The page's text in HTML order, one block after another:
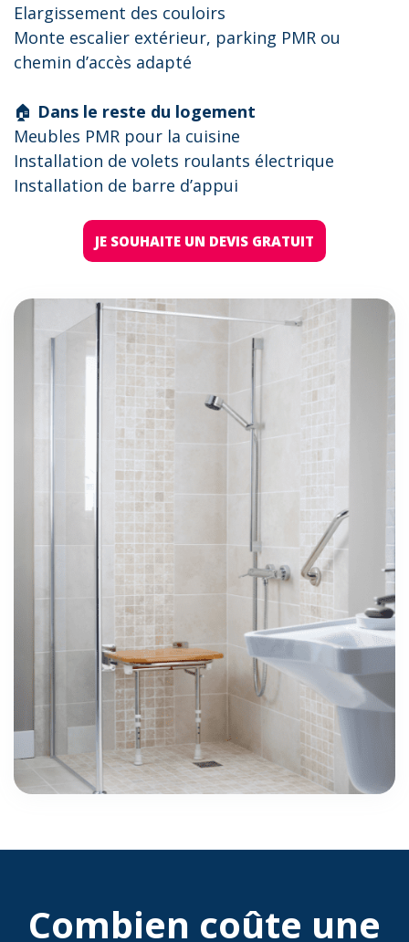
Elargissement des couloirs
Monte escalier extérieur, parking PMR ou
chemin d’accès adapté
🏠 Dans le reste du logement
Meubles PMR pour la cuisine
Installation de volets roulants électrique
Installation de barre d’appui
JE SOUHAITE UN DEVIS GRATUIT
Combien coûte une